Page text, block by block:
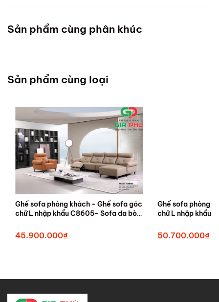
Sản phẩm cùng phân khúc
Sản phẩm cùng loại
Ghế sofa phòng khách - Ghế sofa góc
chữ L nhập khẩu C8605- Sofa da bò
45.900.000₫
Ghế sofa phòng
chữ L nhập khẩu
50.700.000₫